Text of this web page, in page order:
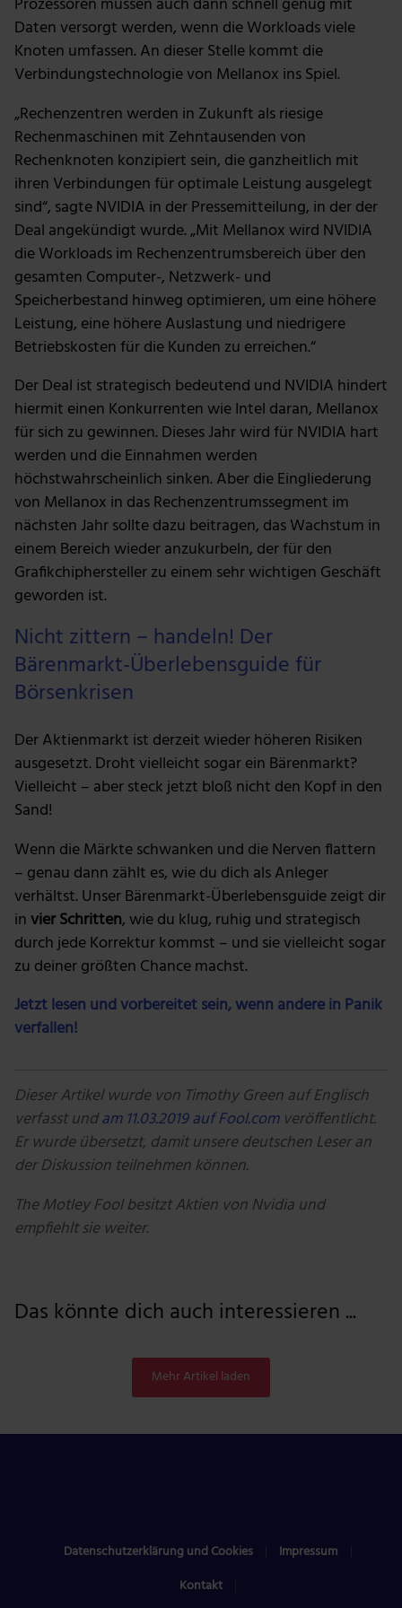
ihnen bereitgestellt hast oder die sie im Rahmen deiner
Nutzung der Dienste gesammelt haben.
Daten versorgt werden, wenn die Workloads viele
Knoten umfassen. An dieser Stelle kommt die
Verbindungstechnologie von Mellanox ins Spiel.
„Rechenzentren werden in Zukunft als riesige
Rechenmaschinen mit Zehntausenden von
Rechenknoten konzipiert sein, die ganzheitlich mit
ihren Verbindungen für optimale Leistung ausgelegt
sind“, sagte NVIDIA in der Pressemitteilung, in der der
Deal angekündigt wurde. „Mit Mellanox wird NVIDIA
die Workloads im Rechenzentrumsbereich über den
gesamten Computer-, Netzwerk- und
Speicherbestand hinweg optimieren, um eine höhere
Leistung, eine höhere Auslastung und niedrigere
Betriebskosten für die Kunden zu erreichen.“
Der Deal ist strategisch bedeutend und NVIDIA hindert
hiermit einen Konkurrenten wie Intel daran, Mellanox
für sich zu gewinnen. Dieses Jahr wird für NVIDIA hart
werden und die Einnahmen werden
höchstwahrscheinlich sinken. Aber die Eingliederung
von Mellanox in das Rechenzentrumssegment im
nächsten Jahr sollte dazu beitragen, das Wachstum in
einem Bereich wieder anzukurbeln, der für den
Grafikchiphersteller zu einem sehr wichtigen Geschäft
geworden ist.
Nicht zittern – handeln! Der
Bärenmarkt-Überlebensguide für
Börsenkrisen
Der Aktienmarkt ist derzeit wieder höheren Risiken
ausgesetzt. Droht vielleicht sogar ein Bärenmarkt?
Vielleicht – aber steck jetzt bloß nicht den Kopf in den
Sand!
Wenn die Märkte schwanken und die Nerven flattern
– genau dann zählt es, wie du dich als Anleger
verhältst. Unser Bärenmarkt-Überlebensguide zeigt dir
invier Schritten, wie du klug, ruhig und strategisch
durch jede Korrektur kommst – und sie vielleicht sogar
zu deiner größten Chance machst.
Jetzt lesen und vorbereitet sein, wenn andere in Panik
verfallen!
Dieser Artikel wurde von Timothy Green auf Englisch
verfasst undam 11.03.2019 auf Fool.comveröffentlicht.
Er wurde übersetzt, damit unsere deutschen Leser an
der Diskussion teilnehmen können.
The Motley Fool besitzt Aktien von Nvidia und
empfiehlt sie weiter.
Das könnte dich auch interessieren ...
Mehr Artikel laden
Datenschutzerklärung und Cookies
Impressum
Kontakt